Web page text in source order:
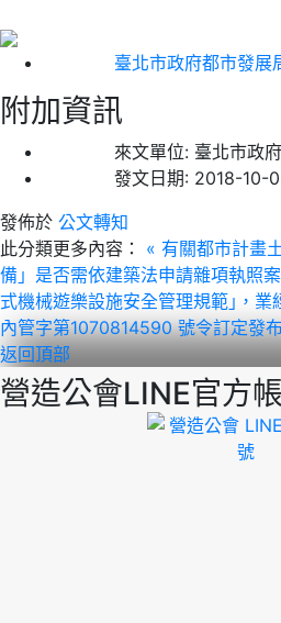
臺北市政府都市發展
附加資訊
來文單位: 臺北市政
發文日期: 2018-10-
發佈於 公文轉知
此分類更多內容：
« 有關都市計畫
備」是否需依建築法申請雜項執照案
式機械遊樂設施安全管理規範｣，業
內管字第1070814590 號令訂定發
返回頂部
營造公會LINE官方